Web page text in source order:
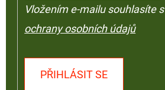
Vložením e-mailu souhlasíte s
ochrany osobních údajů
PŘIHLÁSIT SE